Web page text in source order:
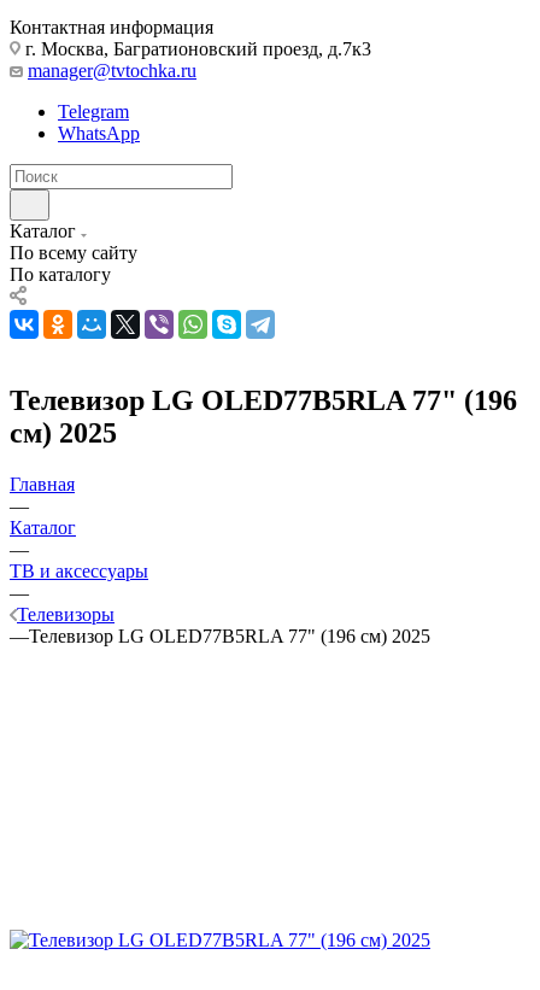
Контактная информация
г. Москва, Багратионовский проезд, д.7к3
manager@tvtochka.ru
Telegram
WhatsApp
Каталог
По всему сайту
По каталогу
Телевизор LG OLED77B5RLA 77" (196
см) 2025
Главная
—
Каталог
—
ТВ и аксессуары
—
Телевизоры
—Телевизор LG OLED77B5RLA 77" (196 см) 2025